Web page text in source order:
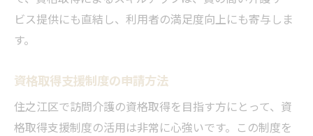
ビス提供にも直結し、利用者の満足度向上にも寄与しま
す。
資格取得支援制度の申請方法
住之江区で訪問介護の資格取得を目指す方にとって、資
格取得支援制度の活用は非常に心強いです。この制度を